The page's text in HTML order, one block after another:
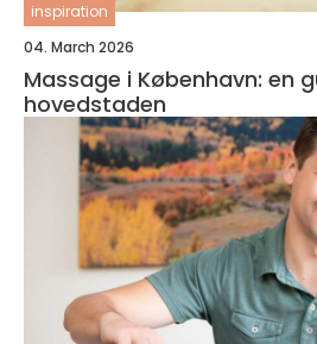
inspiration
04. March 2026
Massage i København: en
hovedstaden